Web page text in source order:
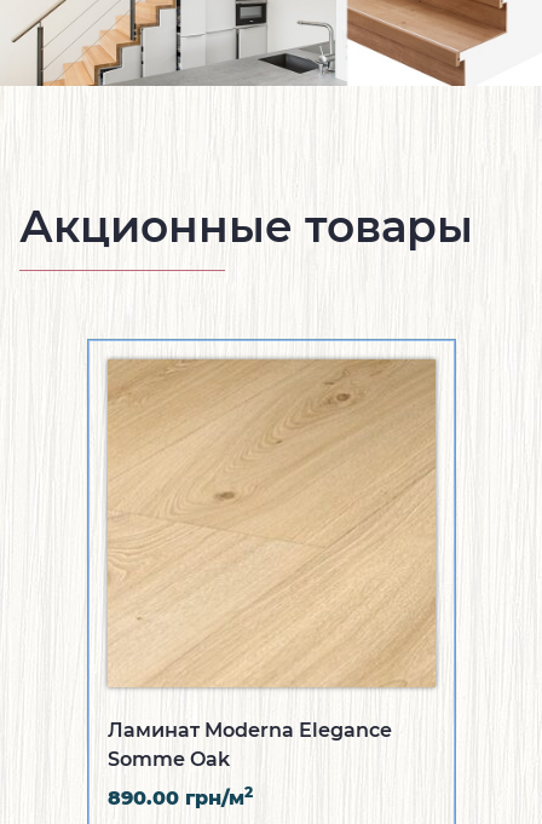
Акционные товары
Ламинат Moderna Elegance
Somme Oak
890.00 грн/м2